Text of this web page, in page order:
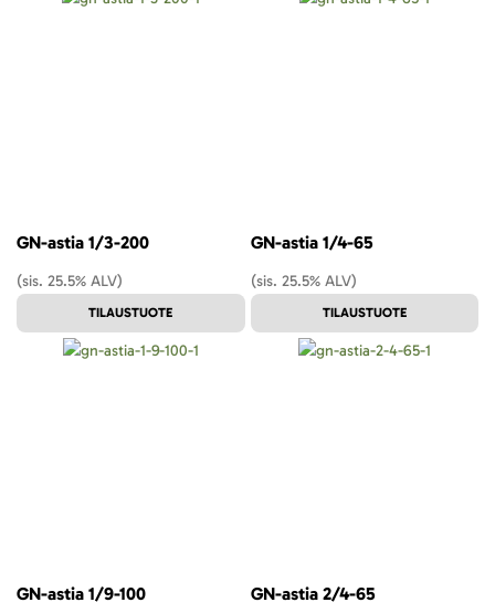
GN-astia 1/3-200
(sis. 25.5% ALV)
TILAUSTUOTE
GN-astia 1/4-65
(sis. 25.5% ALV)
TILAUSTUOTE
GN-astia 1/9-100 GN-astia 2/4-65